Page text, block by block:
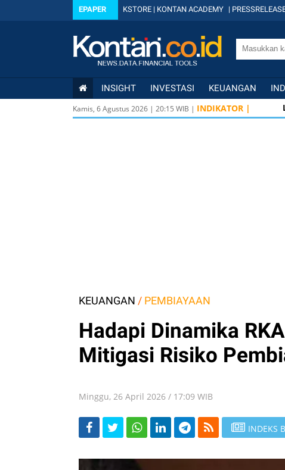
EPAPER KSTORE | KONTAN ACADEMY |
INSIGHT INVESTASI KEUANGAN
Kamis, 6 Agustus 2026 | 20:15 WIB | INDIKATOR |
KEUANGAN / PEMBIAYAAN
Hadapi Dinamika
Mitigasi Risiko
Minggu, 26 April 2026 / 17:09 WIB
INDEKS